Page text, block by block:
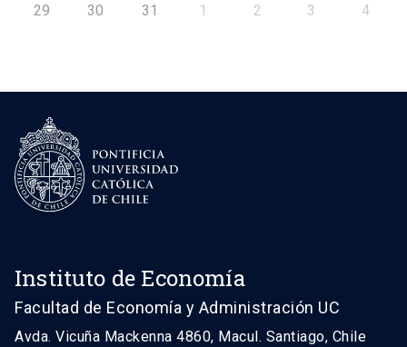
29 30 31 1 2 3 4
Instituto de Economía
Facultad de Economía y Administración UC
Avda. Vicuña Mackenna 4860, Macul. Santiago, Chile